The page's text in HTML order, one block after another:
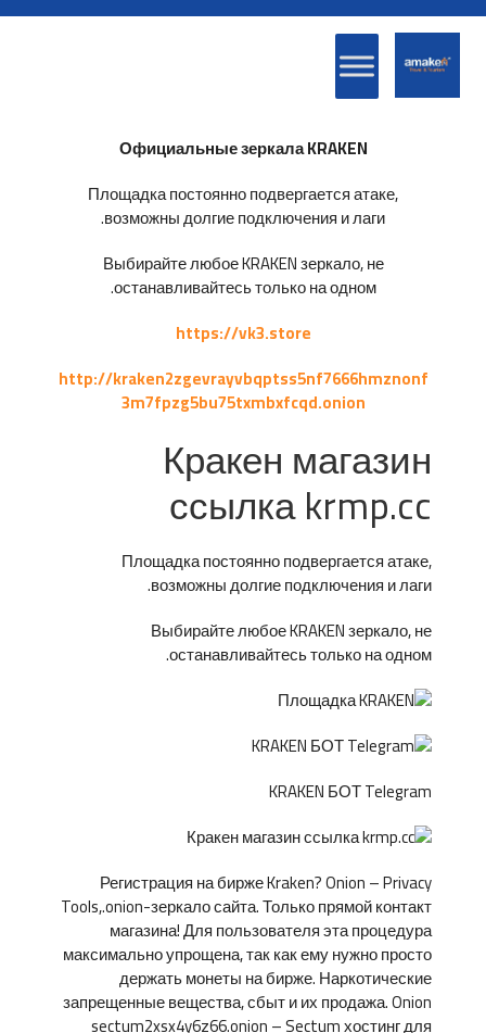
Официальные зеркала KRAKEN
Площадка постоянно подвергается атаке,
возможны долгие подключения и лаги.
Выбирайте любое KRAKEN зеркало, не
останавливайтесь только на одном.
https://vk3.store
http://kraken2zgevrayvbqptss5nf7666hmznonf
3m7fpzg5bu75txmbxfcqd.onion
Кракен магазин
ссылка krmp.cc
Площадка постоянно подвергается атаке,
возможны долгие подключения и лаги.
Выбирайте любое KRAKEN зеркало, не
останавливайтесь только на одном.
KRAKEN БОТ Telegram
Регистрация на бирже Kraken? Onion – Privacy
Tools,.onion-зеркало сайта. Только прямой контакт
магазина! Для пользователя эта процедура
максимально упрощена, так как ему нужно просто
держать монеты на бирже. Наркотические
запрещенные вещества, сбыт и их продажа. Onion
sectum2xsx4y6z66.onion – Sectum хостинг для